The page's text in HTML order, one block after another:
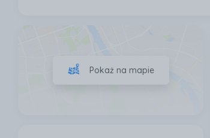
Pokaż na mapie